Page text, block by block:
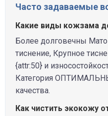
Часто задаваемые
Какие виды кожзама
Более долговечны
тиснение, Крупное
{attr:50} и
Категория
качества.
Как чистить экокожу